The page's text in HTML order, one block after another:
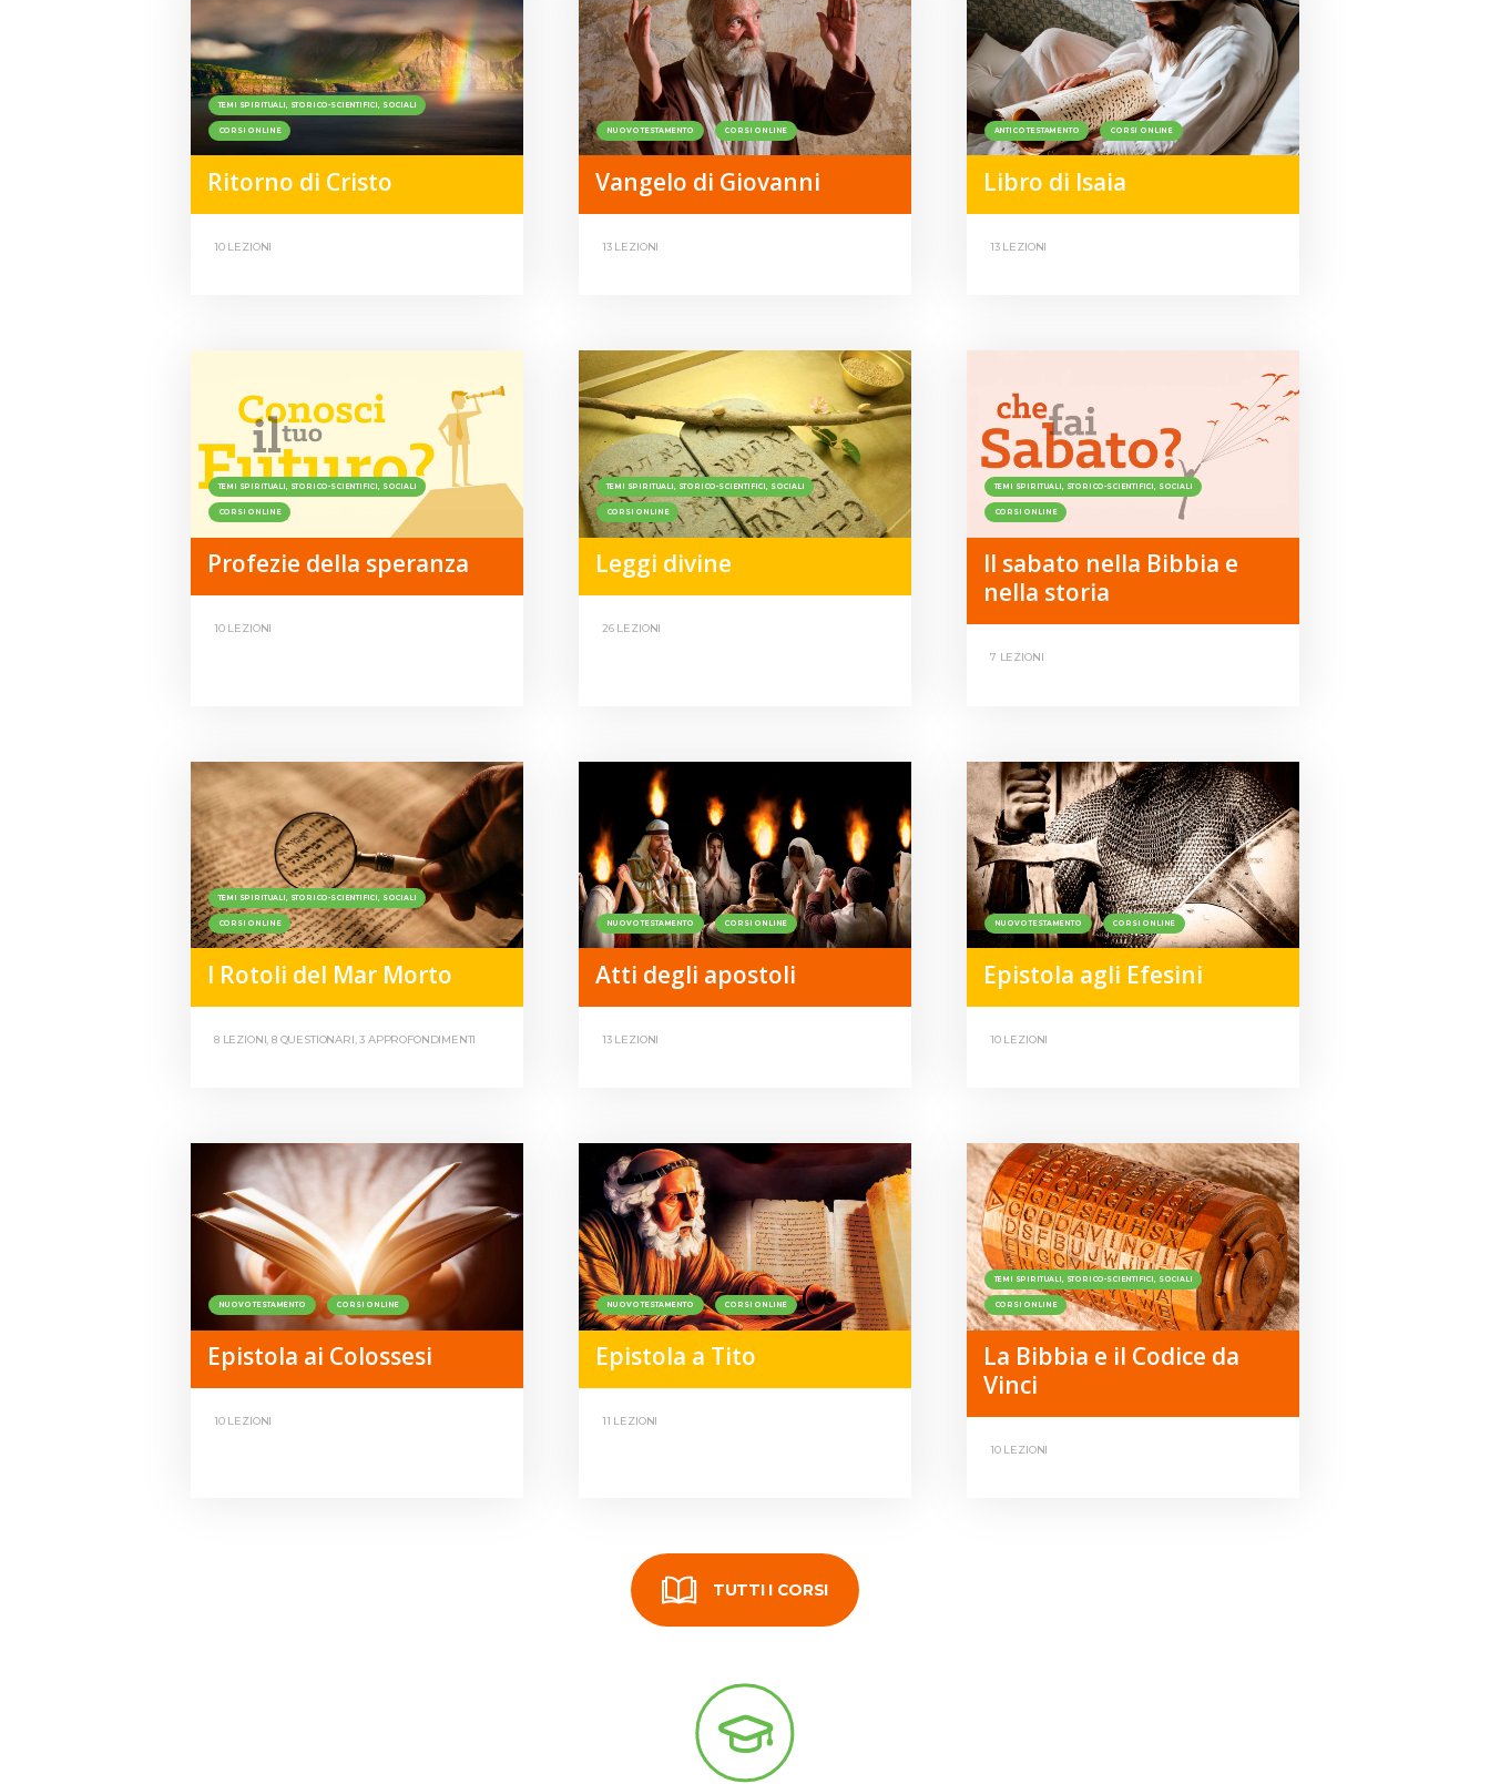
TEMI SPIRITUALI, STORICO-SCIENTIFICI, SOCIALI
CORSI ONLINE
Ritorno di Cristo
10 LEZIONI
NUOVO TESTAMENTO CORSI ONLINE
Vangelo di Giovanni
13 LEZIONI
ANTICO TESTAMENTO CORSI ONLINE
Libro di Isaia
13 LEZIONI
TEMI SPIRITUALI, STORICO-SCIENTIFICI, SOCIALI
CORSI ONLINE
Profezie della speranza
10 LEZIONI
TEMI SPIRITUALI, STORICO-SCIENTIFICI, SOCIALI
CORSI ONLINE
Leggi divine
26 LEZIONI
TEMI SPIRITUALI, STORICO-SCIENTIFICI, SOCIALI
CORSI ONLINE
Il sabato nella Bibbia e
nella storia
7 LEZIONI
TEMI SPIRITUALI, STORICO-SCIENTIFICI, SOCIALI
CORSI ONLINE
I Rotoli del Mar Morto
8 LEZIONI, 8 QUESTIONARI, 3 APPROFONDIMENTI
NUOVO TESTAMENTO CORSI ONLINE
Atti degli apostoli
13 LEZIONI
NUOVO TESTAMENTO CORSI ONLINE
Epistola agli Efesini
10 LEZIONI
NUOVO TESTAMENTO CORSI ONLINE
Epistola ai Colossesi
10 LEZIONI
NUOVO TESTAMENTO CORSI ONLINE
Epistola a Tito
11 LEZIONI
TEMI SPIRITUALI, STORICO-SCIENTIFICI, SOCIALI
CORSI ONLINE
La Bibbia e il Codice da
Vinci
10 LEZIONI
TUTTI I CORSI